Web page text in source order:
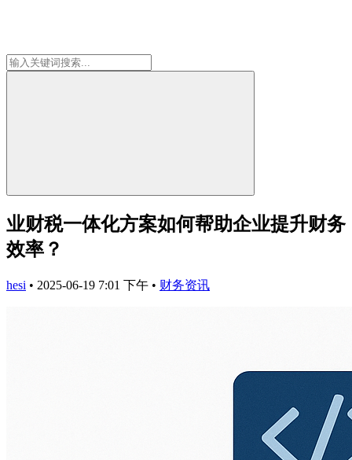
业财税一体化方案如何帮助企业提升财务
效率？
hesi • 2025-06-19 7:01 下午 • 财务资讯